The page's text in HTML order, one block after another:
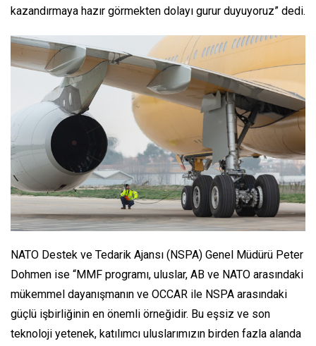
kazandırmaya hazır görmekten dolayı gurur duyuyoruz” dedi.
NATO Destek ve Tedarik Ajansı (NSPA) Genel Müdürü Peter
Dohmen ise “MMF programı, uluslar, AB ve NATO arasındaki
mükemmel dayanışmanın ve OCCAR ile NSPA arasındaki
güçlü işbirliğinin en önemli örneğidir. Bu eşsiz ve son
teknoloji yetenek, katılımcı uluslarımızın birden fazla alanda